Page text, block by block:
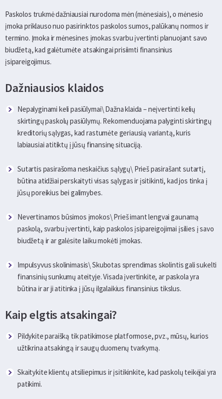
Paskolos trukmė dažniausiai nurodoma mėn (mėnesiais), o mėnesio
įmoka priklauso nuo pasirinktos paskolos sumos, palūkanų normos ir
termino. Įmoka ir mėnesines įmokas svarbu įvertinti planuojant savo
biudžetą, kad galėtumėte atsakingai prisiimti finansinius
įsipareigojimus.
Dažniausios klaidos
Nepalyginami keli pasiūlymai\ Dažna klaida – neįvertinti kelių
skirtingų paskolų pasiūlymų. Rekomenduojama palyginti skirtingų
kreditorių sąlygas, kad rastumėte geriausią variantą, kuris
labiausiai atitiktų į jūsų finansinę situaciją.
Sutartis pasirašoma neskaičius sąlygų\ Prieš pasirašant sutartį,
būtina atidžiai perskaityti visas sąlygas ir įsitikinti, kad jos tinka į
jūsų poreikius bei galimybes.
Nevertinamos būsimos įmokos\ Prieš imant lengvai gaunamą
paskolą, svarbu įvertinti, kaip paskolos įsipareigojimai įsilies į savo
biudžetą ir ar galėsite laiku mokėti įmokas.
Impulsyvus skolinimasis\ Skubotas sprendimas skolintis gali sukelti
finansinių sunkumų ateityje. Visada įvertinkite, ar paskola yra
būtina ir ar ji atitinka į jūsų ilgalaikius finansinius tikslus.
Kaip elgtis atsakingai?
Pildykite paraišką tik patikimose platformose, pvz., mūsų, kurios
užtikrina atsakingą ir saugų duomenų tvarkymą.
Skaitykite klientų atsiliepimus ir įsitikinkite, kad paskolų teikėjai yra
patikimi.